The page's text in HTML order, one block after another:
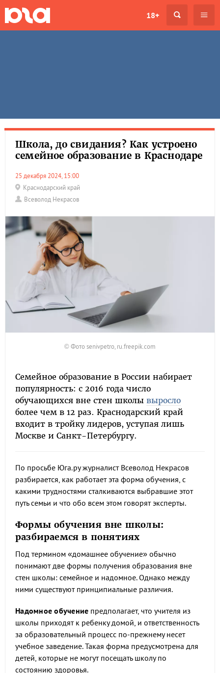
18+
Школа, до свидания? Как устроено
семейное образование в Краснодаре
25 декабря 2024, 15:00
Краснодарский край
Всеволод Некрасов
© Фото senivpetro, ru.freepik.com
Семейное образование в России набирает
популярность: с 2016 года число
обучающихся вне стен школы выросло
более чем в 12 раз. Краснодарский край
входит в тройку лидеров, уступая лишь
Москве и Санкт-Петербургу.
По просьбе Юга.ру журналист Всеволод Некрасов
разбирается, как работает эта форма обучения, с
какими трудностями сталкиваются выбравшие этот
путь семьи и что обо всем этом говорят эксперты.
Формы обучения вне школы:
разбираемся в понятиях
Под термином «домашнее обучение» обычно
понимают две формы получения образования вне
стен школы: семейное и надомное. Однако между
ними существуют принципиальные различия.
Надомное обучение предполагает, что учителя из
школы приходят к ребенку домой, и ответственность
за образовательный процесс по-прежнему несет
учебное заведение. Такая форма предусмотрена для
детей, которые не могут посещать школу по
состоянию здоровья.